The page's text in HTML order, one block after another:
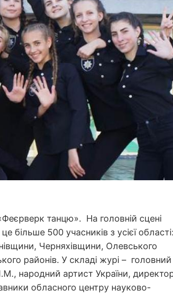
танцю». На головній сцені
більше 500 учасників з усієї області:
Черняхівщини, Олевського
районів. У складі журі – головний
народний артист України,
обласного центру науково-